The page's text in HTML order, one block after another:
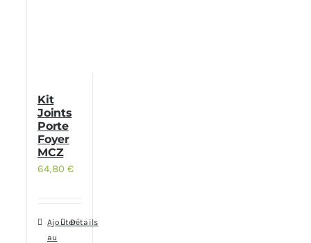
Kit
Joints
Porte
Foyer
MCZ
64,80€
Ajouter
au
Détails